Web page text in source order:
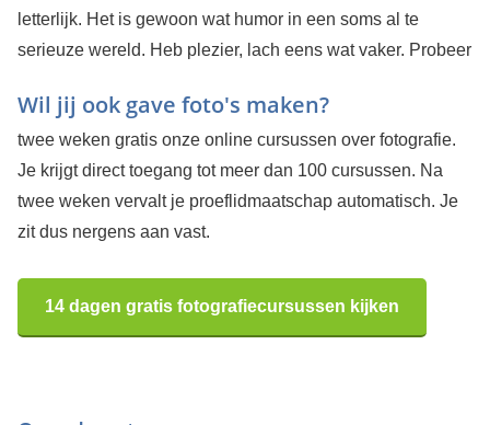
letterlijk. Het is gewoon wat humor in een soms al te
serieuze wereld. Heb plezier, lach eens wat vaker.
Wil jij ook gave foto's maken?
Probeer
twee weken gratis onze online cursussen over fotografie.
Je krijgt direct toegang tot meer dan 100 cursussen. Na
twee weken vervalt je proeflidmaatschap automatisch. Je
zit dus nergens aan vast.
14 dagen gratis fotografiecursussen kijken